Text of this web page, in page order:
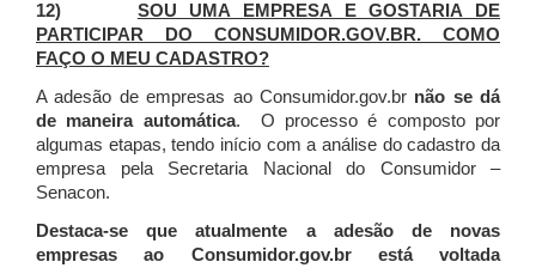
12) SOU UMA EMPRESA E GOSTARIA DE
PARTICIPAR DO CONSUMIDOR.GOV.BR. COMO
FAÇO O MEU CADASTRO?
A adesão de empresas ao Consumidor.gov.br não se dá
de maneira automática. O processo é composto por
algumas etapas, tendo início com a análise do cadastro da
empresa pela Secretaria Nacional do Consumidor –
Senacon.
Destaca-se que atualmente a adesão de novas
empresas ao Consumidor.gov.br está voltada